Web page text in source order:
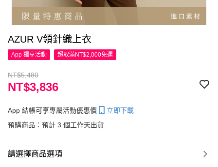
AZUR V領針織上衣
App 獨享活動 超取滿NT$2,000免運
NT$5,480
NT$3,836
App 結帳可享專屬活動優惠價
立即下載
預購商品：預計 3 個工作天出貨
請選擇商品選項